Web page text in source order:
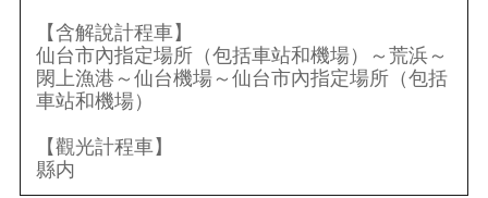
【含解說計程車】
仙台市內指定場所（包括車站和機場）～荒浜～
閖上漁港～仙台機場～仙台市內指定場所（包括
車站和機場）
【觀光計程車】
縣内